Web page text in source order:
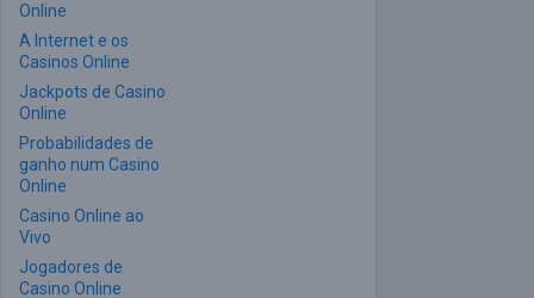
Online
A Internet e os
Casinos Online
Jackpots de Casino
Online
Probabilidades de
ganho num Casino
Online
Casino Online ao
Vivo
Jogadores de
Casino Online